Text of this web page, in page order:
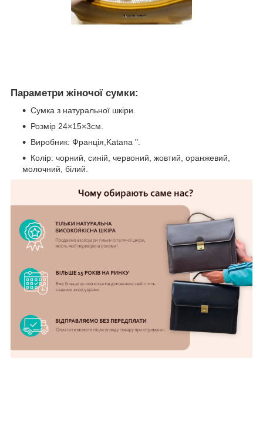
Параметри жіночої сумки:
Сумка з натуральної шкіри.
Розмір 24×15×3см.
Виробник: Франція,Katana ".
Колір: чорний, синій, червоний, жовтий, оранжевий,
молочний, білий.